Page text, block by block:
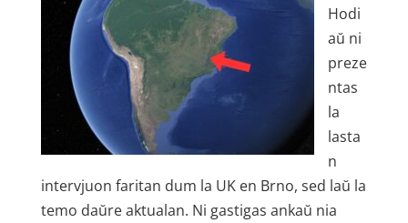
Hodi
aŭ ni
preze
ntas
la
lasta
n
intervjuon faritan dum la UK en Brno, sed laŭ la
temo daŭre aktualan. Ni gastigas ankaŭ nia